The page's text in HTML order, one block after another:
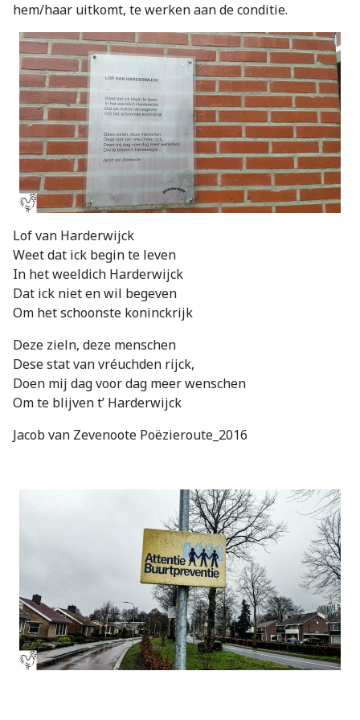
hem/haar uitkomt, te werken aan de conditie.
Lof van Harderwijck
Weet dat ick begin te leven
In het weeldich Harderwijck
Dat ick niet en wil begeven
Om het schoonste koninckrijk
Deze zieln, deze menschen
Dese stat van vréuchden rijck,
Doen mij dag voor dag meer wenschen
Om te blijven t’ Harderwijck
Jacob van Zevenoote Poëzieroute_2016